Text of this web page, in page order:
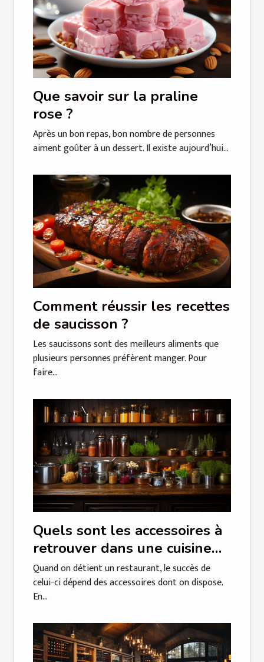
Que savoir sur la praline
rose ?
Après un bon repas, bon nombre de personnes
aiment goûter à un dessert. Il existe aujourd’hui...
Comment réussir les recettes
de saucisson ?
Les saucissons sont des meilleurs aliments que
plusieurs personnes préfèrent manger. Pour
faire...
Quels sont les accessoires à
retrouver dans une cuisine
professionnelle?
Quand on détient un restaurant, le succès de
celui-ci dépend des accessoires dont on dispose.
En...